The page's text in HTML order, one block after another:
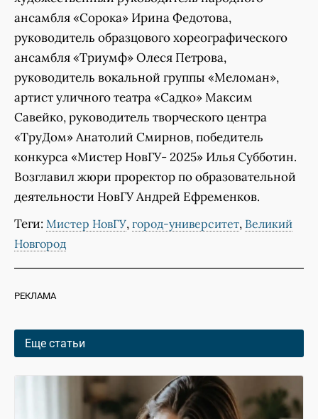
ансамбля «Сорока» Ирина Федотова,
руководитель образцового хореографического
ансамбля «Триумф» Олеся Петрова,
руководитель вокальной группы «Меломан»,
артист уличного театра «Садко» Максим
Савейко, руководитель творческого центра
«ТруДом» Анатолий Смирнов, победитель
конкурса «Мистер НовГУ- 2025» Илья Субботин.
Возглавил жюри проректор по образовательной
деятельности НовГУ Андрей Ефременков.
Теги: Мистер НовГУ, город-университет, Великий
Новгород
РЕКЛАМА
Еще статьи